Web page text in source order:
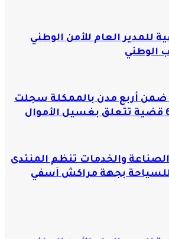
للمدير العام للأمن الوطني
الوطني
ضمن أربع مدن بالممكلة سجلت
والخدمات تنظم المنتدى
للسياحة بجهة مراكش آسفي